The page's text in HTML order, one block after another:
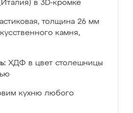
в 3D-кромке
толщина 26 мм
камня,
ХДФ в цвет столешницы
кухню любого